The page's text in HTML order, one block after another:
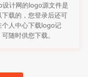
设计网的logo源文件是
下载的，您登录后还可
个人中心下载logo记
随时供您下载。